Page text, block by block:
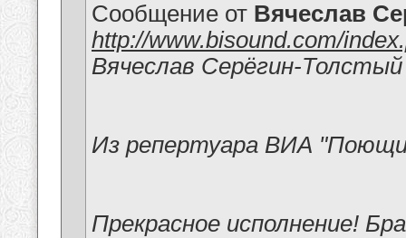
Сообщение от Вячеслав
http://www.bisound.com/
Вячеслав Серёгин-Толстый
Из репертуара ВИА
Прекрасное исполнение!